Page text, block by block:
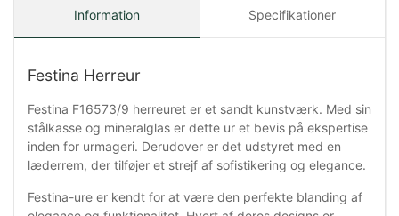
Information Specifikationer
Festina Herreur
Festina F16573/9 herreuret er et sandt kunstværk. Med sin
stålkasse og mineralglas er dette ur et bevis på ekspertise
inden for urmageri. Derudover er det udstyret med en
læderrem, der tilføjer et strejf af sofistikering og elegance.
Festina-ure er kendt for at være den perfekte blanding af